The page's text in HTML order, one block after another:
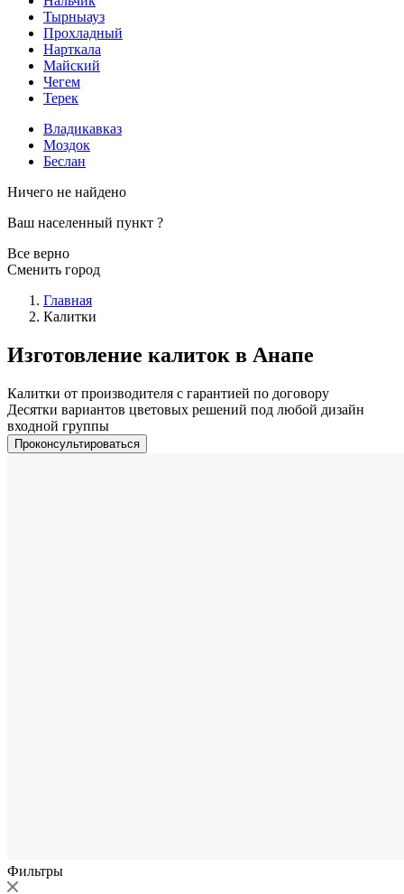
Тырныауз
Прохладный
Нарткала
Майский
Чегем
Терек
Владикавказ
Моздок
Беслан
Ничего не найдено
Ваш населенный пункт ?
Все верно
Сменить город
Главная
Калитки
Изготовление калиток в Анапе
Калитки от производителя с гарантией по договору
Десятки вариантов цветовых решений под любой дизайн
входной группы
Проконсультироваться
Фильтры